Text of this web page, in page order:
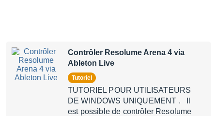
Contrôler Resolume Arena 4 via
Ableton Live
Tutoriel
TUTORIEL POUR UTILISATEURS
DE WINDOWS UNIQUEMENT . Il
est possible de contrôler Resolume